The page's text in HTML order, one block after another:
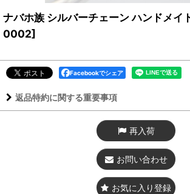
ナバホ族 シルバーチェーン ハンドメイ
0002]
Facebookでシェア
返品特約に関する重要事項
再入荷
お問い合わせ
お気に入り登録